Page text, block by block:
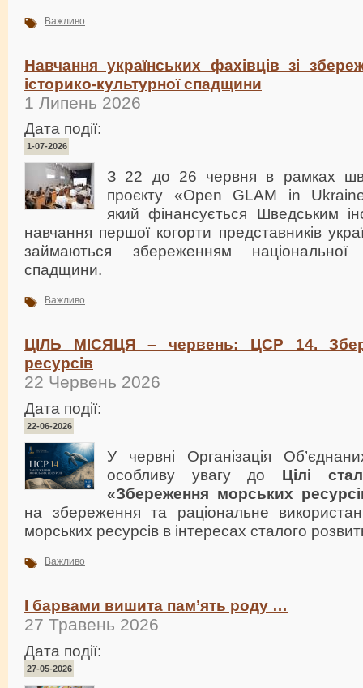
Важливо
Навчання українських фахівців зі
історико-культурної спадщини
1 Липень 2026
Дата події:
1-07-2026
З 22 до 26 червня в рамках
проєкту «Open GLAM in
який фінансується Шведським
навчання першої когорти представників
займаються збереженням національної
спадщини.
Важливо
ЦІЛЬ МІСЯЦЯ – червень: ЦСР 14.
ресурсів
22 Червень 2026
Дата події:
22-06-2026
У червні Організація
особливу увагу до Цілі
«Збереження морських
на збереження та раціональне
морських ресурсів в інтересах сталого
Важливо
І барвами вишита пам’ять роду …
27 Травень 2026
Дата події:
27-05-2026